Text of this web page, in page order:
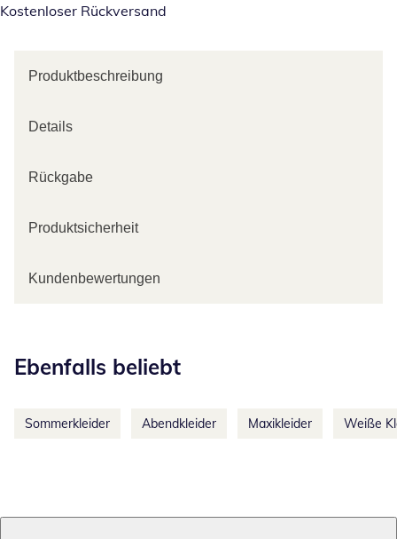
Kostenloser Rückversand
Produktbeschreibung
Details
Rückgabe
Produktsicherheit
Kundenbewertungen
Ebenfalls beliebt
Sommerkleider Abendkleider Maxikleider Weiße